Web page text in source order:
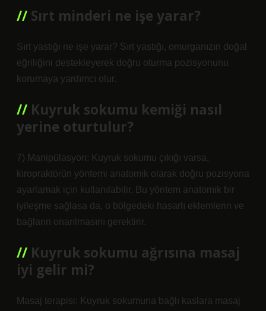
Sırt minderi ne işe yarar?
Sırt yastığı ne işe yarar? Sırt yastığı, omurganızın doğal
eğriliğini destekleyerek doğru oturma pozisyonunu
korumaya yardımcı olur.
Kuyruk sokumu kemiği nasıl
yerine oturtulur?
7) Manipülasyon: Kuyruk sokumu çıkığı varsa,
kiropraktörün yöntemi anatomik olarak doğru pozisyona
ayarlamak için kullanılabilir. Bu yöntem anatomik bir
iyileşme sağlasa da, o bölgedeki hasarlı eklemlerin ve
bağların onarılmasını gerektirir.
Kuyruk sokumu ağrısına masaj
iyi gelir mi?
Masaj terapisi: Kuyruk sokumuna bağlı kaslara masaj